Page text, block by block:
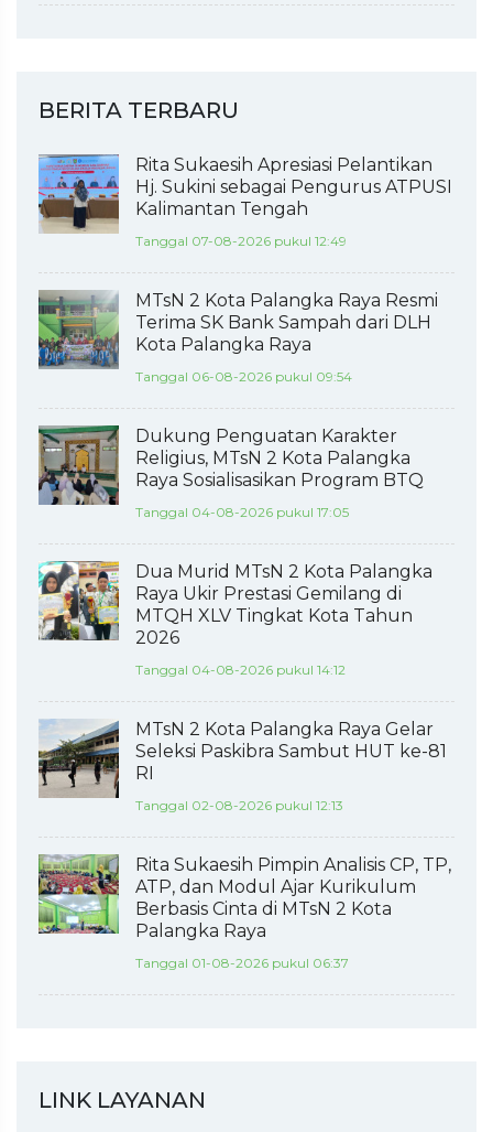
BERITA TERBARU
Rita Sukaesih Apresiasi Pelantikan
Hj. Sukini sebagai Pengurus ATPUSI
Kalimantan Tengah
Tanggal 07-08-2026 pukul 12:49
MTsN 2 Kota Palangka Raya Resmi
Terima SK Bank Sampah dari DLH
Kota Palangka Raya
Tanggal 06-08-2026 pukul 09:54
Dukung Penguatan Karakter
Religius, MTsN 2 Kota Palangka
Raya Sosialisasikan Program BTQ
Tanggal 04-08-2026 pukul 17:05
Dua Murid MTsN 2 Kota Palangka
Raya Ukir Prestasi Gemilang di
MTQH XLV Tingkat Kota Tahun
2026
Tanggal 04-08-2026 pukul 14:12
MTsN 2 Kota Palangka Raya Gelar
Seleksi Paskibra Sambut HUT ke-81
RI
Tanggal 02-08-2026 pukul 12:13
Rita Sukaesih Pimpin Analisis CP, TP,
ATP, dan Modul Ajar Kurikulum
Berbasis Cinta di MTsN 2 Kota
Palangka Raya
Tanggal 01-08-2026 pukul 06:37
LINK LAYANAN